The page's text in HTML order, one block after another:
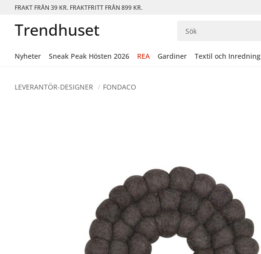
FRAKT FRÅN 39 KR. FRAKTFRITT FRÅN 899 KR.
Trendhuset
Nyheter Sneak Peak Hösten 2026 REA Gardiner Textil och Inredning
LEVERANTÖR-DESIGNER FONDACO